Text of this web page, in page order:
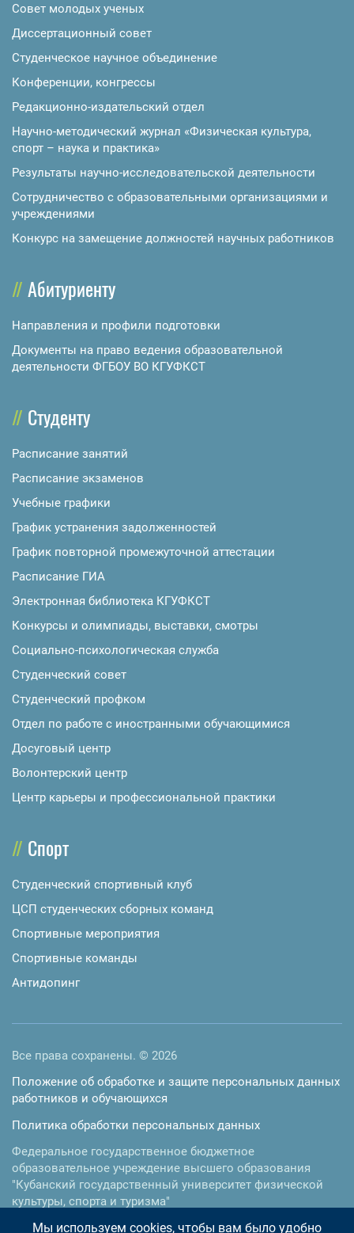
Совет молодых ученых
Диссертационный совет
Студенческое научное объединение
Конференции, конгрессы
Редакционно-издательский отдел
Научно-методический журнал «Физическая культура,
спорт – наука и практика»
Результаты научно-исследовательской деятельности
Сотрудничество с образовательными организациями и
учреждениями
Конкурс на замещение должностей научных работников
Абитуриенту
Направления и профили подготовки
Документы на право ведения образовательной
деятельности ФГБОУ ВО КГУФКСТ
Студенту
Расписание занятий
Расписание экзаменов
Учебные графики
График устранения задолженностей
График повторной промежуточной аттестации
Расписание ГИА
Электронная библиотека КГУФКСТ
Конкурсы и олимпиады, выставки, смотры
Социально-психологическая служба
Студенческий совет
Студенческий профком
Отдел по работе с иностранными обучающимися
Досуговый центр
Волонтерский центр
Центр карьеры и профессиональной практики
Спорт
Студенческий спортивный клуб
ЦСП студенческих сборных команд
Спортивные мероприятия
Спортивные команды
Антидопинг
Все права сохранены. © 2026
Положение об обработке и защите персональных данных
работников и обучающихся
Политика обработки персональных данных
Федеральное государственное бюджетное
образовательное учреждение высшего образования
"Кубанский государственный университет физической
культуры, спорта и туризма"
350015, г. Краснодар ,ул.им. Буденного, 161
Мы используем cookies, чтобы вам было удобно